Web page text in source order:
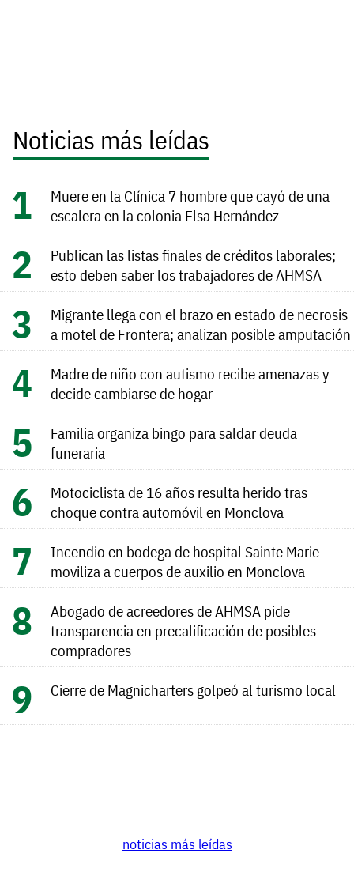
Noticias más leídas
Muere en la Clínica 7 hombre que cayó de una
escalera en la colonia Elsa Hernández
Publican las listas finales de créditos laborales;
esto deben saber los trabajadores de AHMSA
Migrante llega con el brazo en estado de necrosis
a motel de Frontera; analizan posible amputación
Madre de niño con autismo recibe amenazas y
decide cambiarse de hogar
Familia organiza bingo para saldar deuda
funeraria
Motociclista de 16 años resulta herido tras
choque contra automóvil en Monclova
Incendio en bodega de hospital Sainte Marie
moviliza a cuerpos de auxilio en Monclova
Abogado de acreedores de AHMSA pide
transparencia en precalificación de posibles
compradores
Cierre de Magnicharters golpeó al turismo local
noticias más leídas